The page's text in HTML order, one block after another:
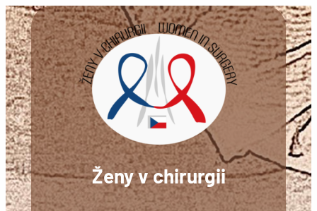
Přeskočit
na
obsah
Ženy v chirurgii